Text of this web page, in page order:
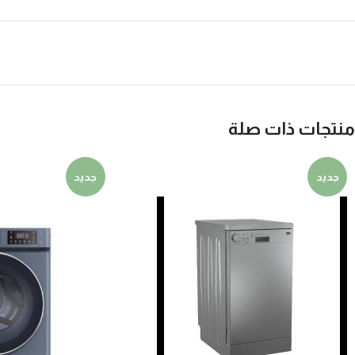
منتجات ذات صلة
جديد جديد